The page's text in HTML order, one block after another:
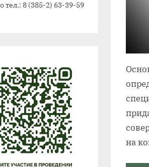
на
тел.: 8 (385-2) 63-39-59